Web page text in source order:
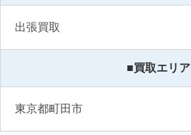
出張買取
■買取エリア
東京都町田市